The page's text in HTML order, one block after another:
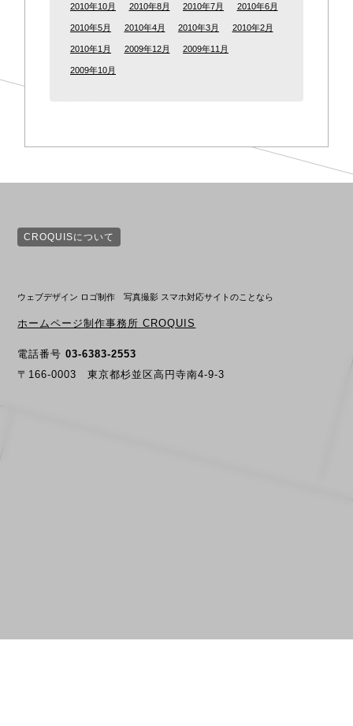
2010年10月 2010年8月 2010年7月 2010年6月
2010年5月 2010年4月 2010年3月 2010年2月
2010年1月 2009年12月 2009年11月
2009年10月
CROQUISについて
ウェブデザイン ロゴ制作 写真撮影 スマホ対応サイトのことなら
ホームページ制作事務所 CROQUIS
電話番号03-6383-2553
〒166-0003 東京都杉並区高円寺南4-9-3